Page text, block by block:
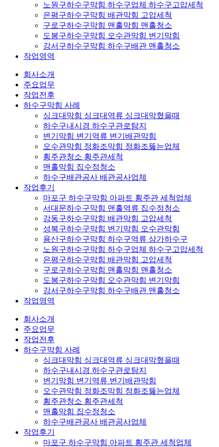
노원구하수구막힘 하수구업체 하수구고압세척
은평구하수구막힘 배관막힘 고압세척
구로구하수구막힘 맨홀막힘 맨홀청소
도봉구하수구막힘 오수관막힘 변기막힘
강서구하수구막힘 하수구배관 맨홀청소
작업영역
회사소개
주요업무
작업전후
하수구막힘 사례
싱크대막힘 싱크대역류 싱크대막혔을때
하수구내시경 하수구관로탐지
변기막힘 변기역류 변기배관막힘
오수관막힘 정화조막힘 정화조뚫는업체
횡주관청소 횡주관세척
맨홀막힘 집수정청소
하수구배관공사 배관공사업체
작업후기
마포구 하수구막힘 아파트 횡주관 세척업체
서대문하수구막힘 맨홀역류 집수정청소
강동구하수구막힘 배관막힘 고압세척
성북구하수구막힘 변기막힘 오수관막힘
용산구하수구막힘 하수구역류 상가하수구
노원구하수구막힘 하수구업체 하수구고압세척
은평구하수구막힘 배관막힘 고압세척
구로구하수구막힘 맨홀막힘 맨홀청소
도봉구하수구막힘 오수관막힘 변기막힘
강서구하수구막힘 하수구배관 맨홀청소
작업영역
회사소개
주요업무
작업전후
하수구막힘 사례
싱크대막힘 싱크대역류 싱크대막혔을때
하수구내시경 하수구관로탐지
변기막힘 변기역류 변기배관막힘
오수관막힘 정화조막힘 정화조뚫는업체
횡주관청소 횡주관세척
맨홀막힘 집수정청소
하수구배관공사 배관공사업체
작업후기
마포구 하수구막힘 아파트 횡주관 세척업체